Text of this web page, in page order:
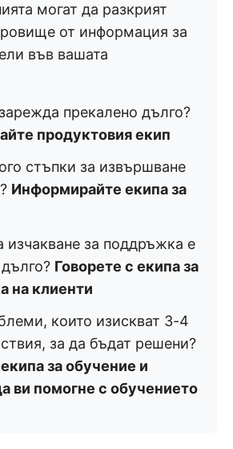
могат да разкрият
от информация за
във вашата
прекалено дълго?
продуктовия екип
стъпки за извършване
Информирайте екипа за
изчакване за поддръжка е
Говорете с екипа за
на клиенти
които изискват 3-4
за да бъдат решени?
за обучение и
ви помогне с обучението